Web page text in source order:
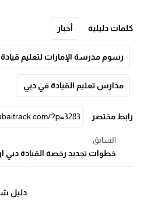
كلمات دليلية أخبار
رسوم مدرسة الإمارات لتعليم
مدارس تعليم القيادة في دبي
رابط مختصر
السابق
خطوات تجديد رخصة القيادة دبي
دليل